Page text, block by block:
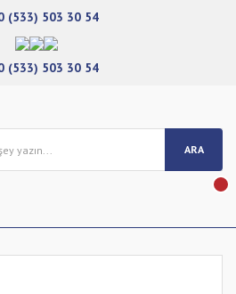
(533) 503 30 54
(533) 503 30 54
ARA